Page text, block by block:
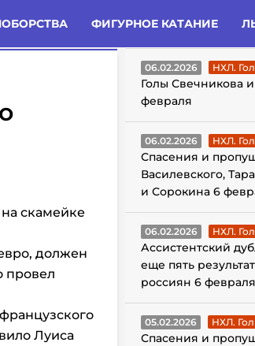
ФИГУРНОЕ КАТАНИЕ
скамейке
должен
провел
Луиса
ГОЛЫ С
06.02.2026 НХЛ.
Голы Свечникова
февраля
06.02.2026 НХЛ.
Спасения и
Василевского,
и Сорокина 6
06.02.2026 НХЛ.
Ассистентский
еще пять
россиян 6 февраля
05.02.2026 НХЛ.
Спасения и